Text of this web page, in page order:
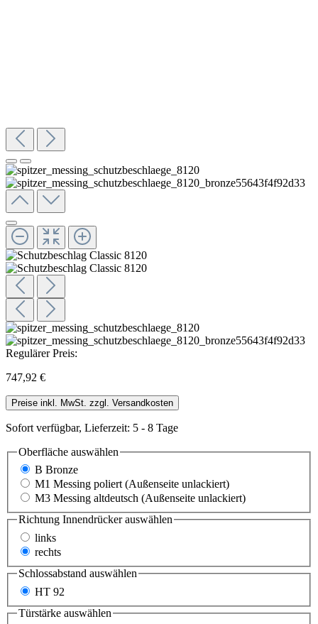
Regulärer Preis:
747,92 €
Preise inkl. MwSt. zzgl. Versandkosten
Sofort verfügbar, Lieferzeit: 5 - 8 Tage
Oberfläche auswählen
B Bronze
M1 Messing poliert (Außenseite unlackiert)
M3 Messing altdeutsch (Außenseite unlackiert)
Richtung Innendrückerauswählen
links
rechts
Schlossabstand auswählen
HT 92
Türstärke auswählen